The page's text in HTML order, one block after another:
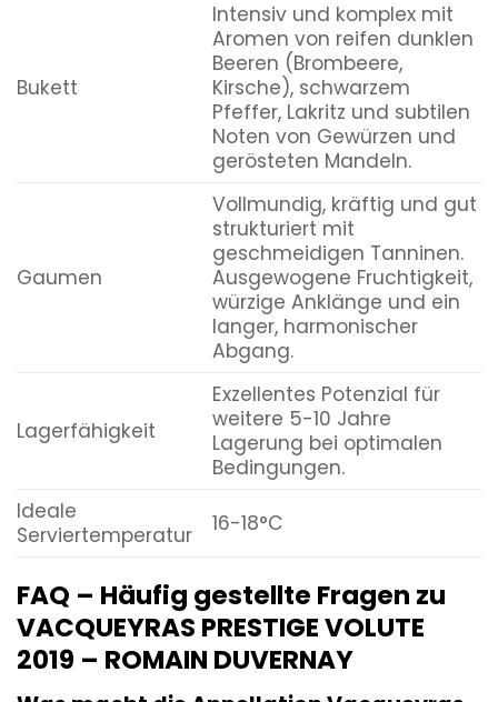
Bukett
Intensiv und komplex mit
Aromen von reifen dunklen
Beeren (Brombeere,
Kirsche), schwarzem
Pfeffer, Lakritz und subtilen
Noten von Gewürzen und
gerösteten Mandeln.
Gaumen
Vollmundig, kräftig und gut
strukturiert mit
geschmeidigen Tanninen.
Ausgewogene Fruchtigkeit,
würzige Anklänge und ein
langer, harmonischer
Abgang.
Lagerfähigkeit
Exzellentes Potenzial für
weitere 5-10 Jahre
Lagerung bei optimalen
Bedingungen.
Ideale
Serviertemperatur
16-18°C
FAQ – Häufig gestellte Fragen zu
VACQUEYRAS PRESTIGE VOLUTE
2019 – ROMAIN DUVERNAY